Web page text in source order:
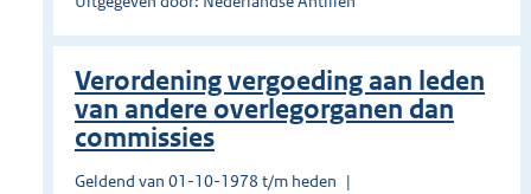
Verordening vergoeding aan leden
van andere overlegorganen dan
commissies
Geldend van 01-10-1978 t/m heden